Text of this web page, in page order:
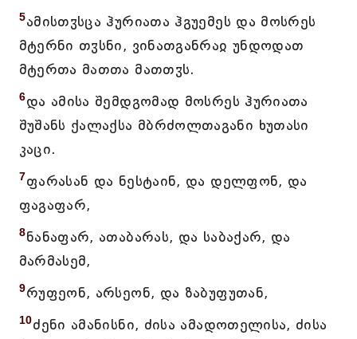
5ამისთჳსცა ჰურიათა ჰგუემეს და მოსრეს
მტერნი თჳსნი, ვინათგანრაჲ უნდოდათ
მტერთა მათთა მათთჳს.
6და ამისა შემდგომად მოსრეს ჰურიათა
შუშანს ქალაქსა მბრძოლთაგანი ხუთასი
კაცი.
7ფარასან და ნესტაინ, და დელფონ, და
ფაგაფარ,
8ნანაფარ, ათაბარას, და საბაქარ, და
მარმასემ,
9რუფეონ, არსეონ, და ზაბუფუთან,
10ძენი ამანისნი, ძისა ამადოთელისა, ძისა